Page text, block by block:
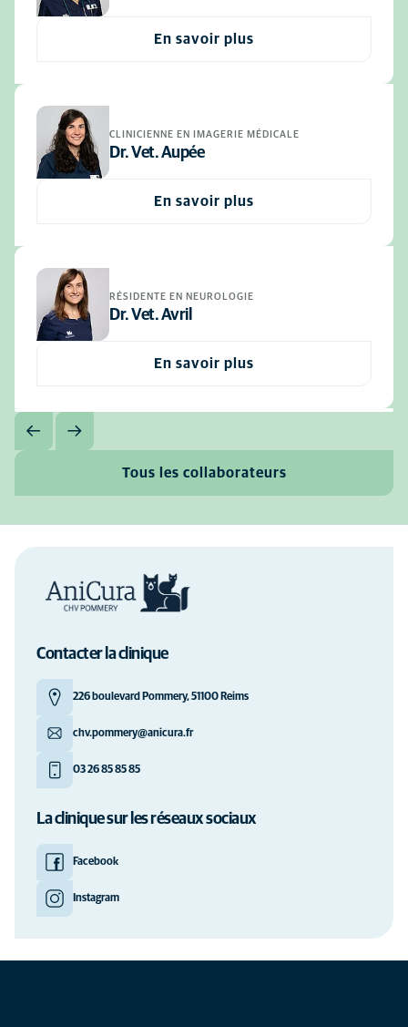
En savoir plus
CLINICIENNE EN IMAGERIE MÉDICALE
Dr. Vet. Aupée
En savoir plus
RÉSIDENTE EN NEUROLOGIE
Dr. Vet. Avril
En savoir plus
Tous les collaborateurs
Contacter la clinique
226 boulevard Pommery, 51100 Reims
chv.pommery@anicura.fr
03 26 85 85 85
La clinique sur les réseaux sociaux
Facebook
Instagram